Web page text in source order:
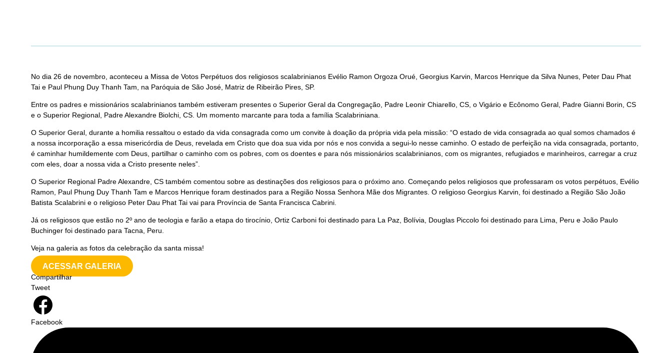
No dia 26 de novembro, aconteceu a Missa de Votos Perpétuos dos religiosos scalabrinianos Evélio Ramon Orgoza Orué, Georgius Karvin, Marcos Henrique da Silva Nunes, Peter Dau Phat
Tai e Paul Phung Duy Thanh Tam, na Paróquia de São José, Matriz de Ribeirão Pires, SP.
Entre os padres e missionários scalabrinianos também estiveram presentes o Superior Geral da Congregação, Padre Leonir Chiarello, CS, o Vigário e Ecônomo Geral, Padre Gianni Borin, CS
e o Superior Regional, Padre Alexandre Biolchi, CS. Um momento marcante para toda a família Scalabriniana.
O Superior Geral, durante a homilia ressaltou o estado da vida consagrada como um convite à doação da própria vida pela missão: “O estado de vida consagrada ao qual somos chamados é
a nossa incorporação a essa misericórdia de Deus, revelada em Cristo que doa sua vida por nós e nos convida a segui-lo nesse caminho. O estado de perfeição na vida consagrada, portanto,
é caminhar humildemente com Deus, partilhar o caminho com os pobres, com os doentes e para nós missionários scalabrinianos, com os migrantes, refugiados e marinheiros, carregar a cruz
com eles, doar a nossa vida a Cristo presente neles”.
O Superior Regional Padre Alexandre, CS também comentou sobre as destinações dos religiosos para o próximo ano. Começando pelos religiosos que professaram os votos perpétuos, Evélio
Ramon, Paul Phung Duy Thanh Tam e Marcos Henrique foram destinados para a Região Nossa Senhora Mãe dos Migrantes. O religioso Georgius Karvin, foi destinado a Região São João
Batista Scalabrini e o religioso Peter Dau Phat Tai vai para Província de Santa Francisca Cabrini.
Já os religiosos que estão no 2º ano de teologia e farão a etapa do tirocínio, Ortiz Carboni foi destinado para La Paz, Bolívia, Douglas Piccolo foi destinado para Lima, Peru e João Paulo
Buchinger foi destinado para Tacna, Peru.
Veja na galeria as fotos da celebração da santa missa!
ACESSAR GALERIA
Compartilhar
Tweet
Facebook